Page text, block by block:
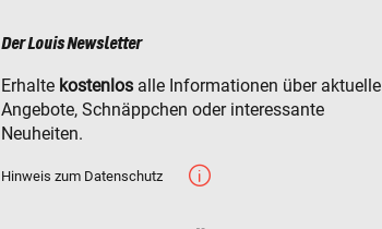
Der Louis Newsletter
Erhalte kostenlos alle Informationen über aktuelle
Angebote, Schnäppchen oder interessante
Neuheiten.
Hinweis zum Datenschutz